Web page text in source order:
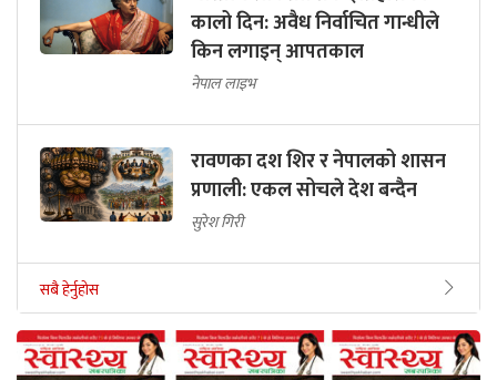
कालो दिन: अवैध निर्वाचित गान्धीले
किन लगाइन् आपतकाल
नेपाल लाइभ
रावणका दश शिर र नेपालको शासन
प्रणाली: एकल सोचले देश बन्दैन
सुरेश गिरी
सबै हेर्नुहोस